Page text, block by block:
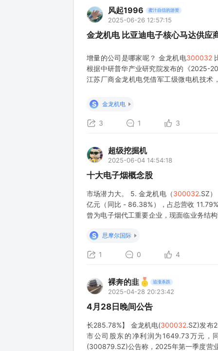
风起1996 蜜汁自信的游资
2025-06-26 12:57:15
金龙机电 比亚迪电子核心马达供应
增量的公司是哪家呢？ 金龙机电300032
根据中研普华产业研究院发布的《2025-
江苏厂商金龙机电凭借军工级微电机技
为最大增量，金龙机电巨大收益。
S 金龙机电
3 1 3
超级挖掘机
2025-06-04 14:54:18
十大电子烟概念股
市场潜力大。 5. 金龙机电（300032.SZ
亿元（同比 - 86.38%），占总营收
曾为电子烟代工重要企业，现面临业务结
S
思摩尔国际
1 0 4
裸奔的韭 追涨杀跌
2025-04-28 20:23:42
4月28日晚间公告
长285.78%】 金龙机电(300032.SZ)发布
市公司股东的净利润为1649.73万元，
(300879.SZ)公告称，2025年第一季度营